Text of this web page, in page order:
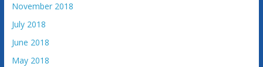
November 2018
July 2018
June 2018
May 2018